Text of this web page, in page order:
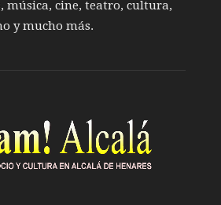
música, cine, teatro, cultura,
y mucho más.